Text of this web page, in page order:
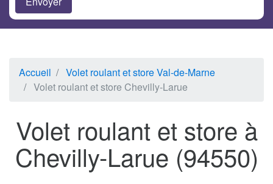
Accueil
Volet roulant et store Val-de-Marne
Volet roulant et store Chevilly-Larue
Volet roulant et store à
Chevilly-Larue (94550)